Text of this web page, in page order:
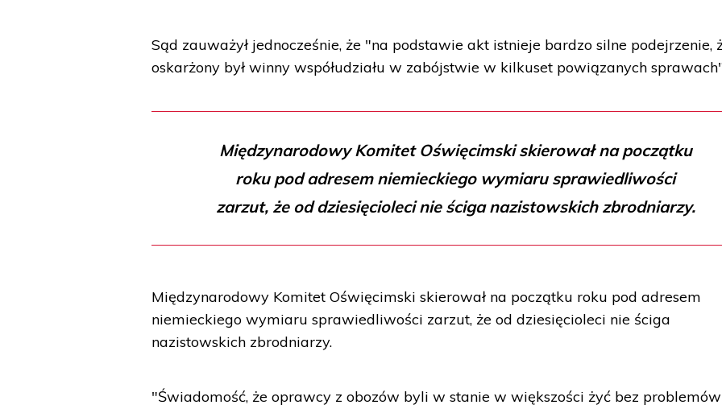
Sąd zauważył jednocześnie, że "na podstawie akt istnieje bardzo silne podejrzenie,
oskarżony był winny współudziału w zabójstwie w kilkuset powiązanych
Międzynarodowy Komitet Oświęcimski skierował na początku
roku pod adresem niemieckiego wymiaru sprawiedliwości
zarzut, że od dziesięcioleci nie ściga nazistowskich zbrodniarzy.
Międzynarodowy Komitet Oświęcimski skierował na początku roku pod adresem
niemieckiego wymiaru sprawiedliwości zarzut, że od dziesięcioleci nie ściga
nazistowskich zbrodniarzy.
"Świadomość, że oprawcy z obozów byli w stanie w większości żyć bez